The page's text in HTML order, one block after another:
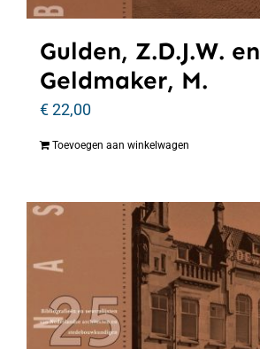
Gulden, Z.D.J.W. en
Geldmaker, M.
€22,00
Toevoegen aan winkelwagen